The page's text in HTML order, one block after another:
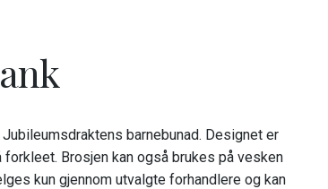
barnebunad. Designet er
Brosjen kan også brukes på vesken
kun gjennom utvalgte forhandlere og kan